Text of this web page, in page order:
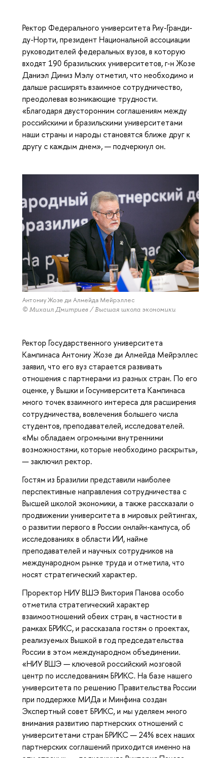
Ректор Федерального университета Риу-Гранди-
ду-Норти, президент Национальной ассоциации
руководителей федеральных вузов, в которую
входят 190 бразильских университетов, г-н Жозе
Даниэл Диниз Мэлу отметил, что необходимо и
дальше расширять взаимное сотрудничество,
преодолевая возникающие трудности.
«Благодаря двусторонним соглашениям между
российскими и бразильскими университетами
наши страны и народы становятся ближе друг к
другу с каждым днем», — подчеркнул он.
Антониу Жозе ди Алмейда Мейрэллес
© Михаил Дмитриев / Высшая школа экономики
Ректор Государственного университета
Кампинаса Антониу Жозе ди Алмейда Мейрэллес
заявил, что его вуз старается развивать
отношения с партнерами из разных стран. По его
оценке, у Вышки и Госуниверситета Кампинаса
много точек взаимного интереса для расширения
сотрудничества, вовлечения большего числа
студентов, преподавателей, исследователей.
«Мы обладаем огромными внутренними
возможностями, которые необходимо раскрыть»,
— заключил ректор.
Гостям из Бразилии представили наиболее
перспективные направления сотрудничества с
Высшей школой экономики, а также рассказали о
продвижении университета в мировых рейтингах,
о развитии первого в России онлайн-кампуса, об
исследованиях в области ИИ, найме
преподавателей и научных сотрудников на
международном рынке труда и отметила, что
носят стратегический характер.
Проректор НИУ ВШЭ Виктория Панова особо
отметила стратегический характер
взаимоотношений обеих стран, в частности в
рамках БРИКС, и рассказала гостям о проектах,
реализуемых Вышкой в год председательства
России в этом международном объединении.
«НИУ ВШЭ — ключевой российский мозговой
центр по исследованиям БРИКС. На базе нашего
университета по решению Правительства России
при поддержке МИДа и Минфина создан
Экспертный совет БРИКС, и мы уделяем много
внимания развитию партнерских отношений с
университетами стран БРИКС — 24% всех наших
партнерских соглашений приходится именно на